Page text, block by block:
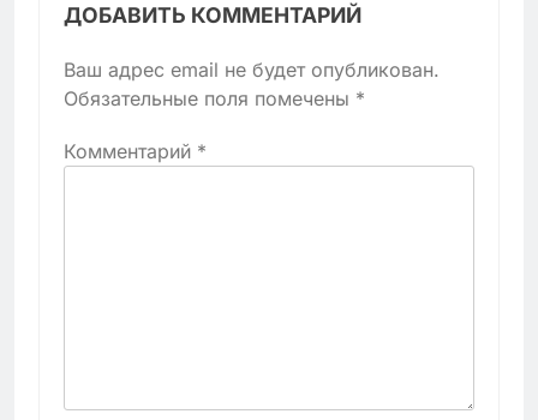
ДОБАВИТЬ КОММЕНТАРИЙ
Ваш адрес email не будет опубликован.
Обязательные поля помечены *
Комментарий *